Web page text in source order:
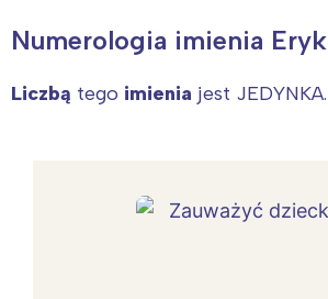
Numerologia imienia Eryk
Liczbą tego imienia jest JEDYNKA.